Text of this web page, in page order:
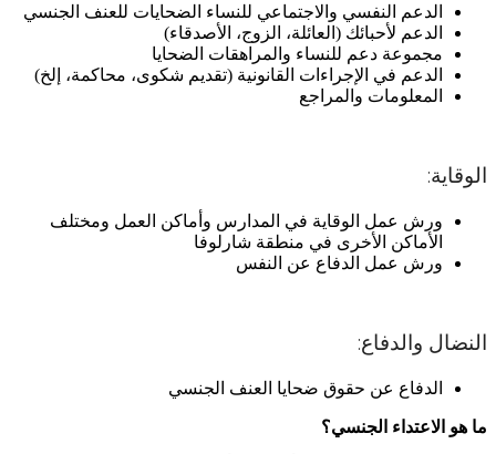
الدعم النفسي والاجتماعي للنساء الضحايات للعنف الجنسي
الدعم لأحبائك (العائلة، الزوج، الأصدقاء)
مجموعة دعم للنساء والمراهقات الضحايا
الدعم في الإجراءات القانونية (تقديم شكوى، محاكمة، إلخ)
المعلومات والمراجع
الوقاية:
ورش عمل الوقاية في المدارس وأماكن العمل ومختلف
الأماكن الأخرى في منطقة شارلوفا
ورش عمل الدفاع عن النفس
النضال والدفاع:
الدفاع عن حقوق ضحايا العنف الجنسي
ما هو الاعتداء الجنسي؟